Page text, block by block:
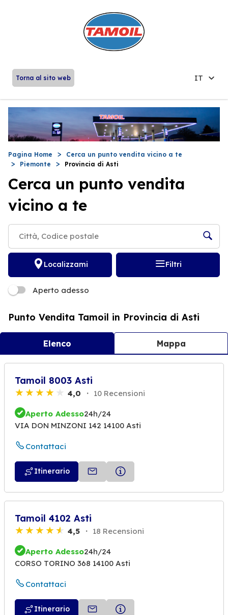
Torna al sito web IT
Pagina Home
Cerca un punto vendita vicino a te
Piemonte
Provincia di Asti
Cerca un punto vendita
vicino a te
Localizzami Filtri
Aperto adesso
Punto Vendita Tamoil in Provincia di Asti
Elenco Mappa
Tamoil 8003 Asti
4,0 10 Recensioni
Aperto Adesso24h/24
VIA DON MINZONI 142 14100 Asti
Contattaci
Itinerario
Tamoil 4102 Asti
4,5 18 Recensioni
Aperto Adesso24h/24
CORSO TORINO 368 14100 Asti
Contattaci
Itinerario